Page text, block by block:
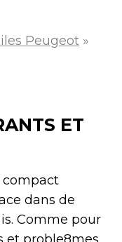
Peugeot »
ET
compact
dans de
Comme pour